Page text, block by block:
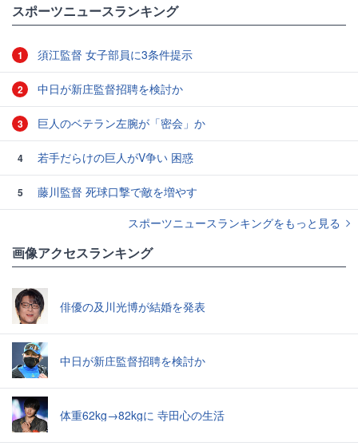
スポーツニュースランキング
1 須江監督 女子部員に3条件提示
2 中日が新庄監督招聘を検討か
3 巨人のベテラン左腕が「密会」か
4 若手だらけの巨人がV争い 困惑
5
藤川監督 死球口撃で敵を増やす
スポーツニュースランキングをもっと見る
画像アクセスランキング
俳優の及川光博が結婚を発表
中日が新庄監督招聘を検討か
体重62kg→82kgに 寺田心の生活